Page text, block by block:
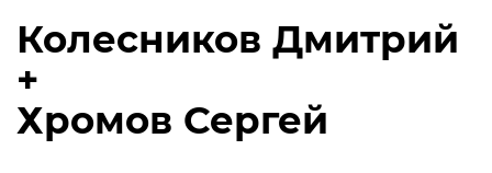
Колесников Дмитрий
+
Хромов Сергей